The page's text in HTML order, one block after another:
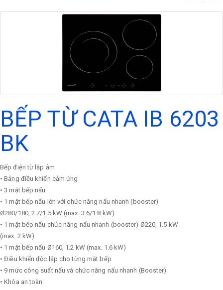
BẾP TỪ CATA IB 6203
BK
Bếp điện từ lắp âm
• Bảng điều khiển cảm ứng
• 3 mặt bếp nấu:
• 1 mặt bếp nấu lớn với chức năng nấu nhanh (booster)
Ø280/180, 2.7/1.5 kW (max. 3.6/1.8 kW)
• 1 mặt bếp nấu chức năng nấu nhanh (booster) Ø220, 1.5 kW
(max. 2 kW)
• 1 mặt bếp nấu Ø160, 1.2 kW (max. 1.6 kW)
• Điều khiển độc lập cho từng mặt bếp
• 9 mức công suất nấu và chức năng nấu nhanh (Booster)
• Khóa an toàn